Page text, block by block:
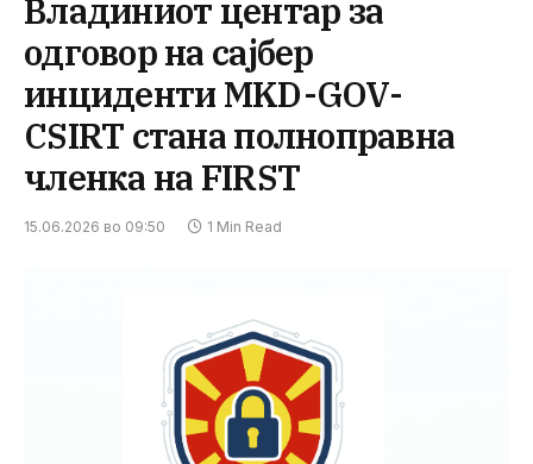
Владиниот центар за
одговор на сајбер
инциденти MKD-GOV-
CSIRT стана полноправна
членка на FIRST
15.06.2026 во 09:50 1 Min Read